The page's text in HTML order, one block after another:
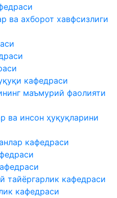
ва ахборот хавфсизлиги
кафедраси
маъмурий фаолияти
ва инсон ҳуқуқларини
кафедраси
тайёргарлик кафедраси
кафедраси